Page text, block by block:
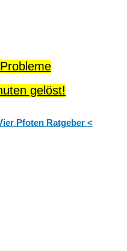
gelöst!
Pfoten Ratgeber <